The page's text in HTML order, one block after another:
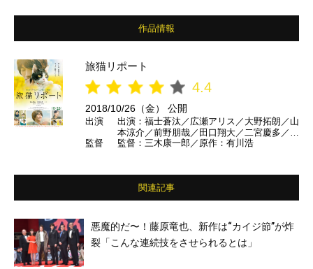
作品情報
旅猫リポート
4.4
2018/10/26（金） 公開
出演
出演：福士蒼汰／広瀬アリス／大野拓朗／山
本涼介／前野朋哉／田口翔大／二宮慶多／中
村靖日／戸田菜穂／橋本じゅん／木村多江／
ほか
監督 監督：三木康一郎／原作：有川浩
関連記事
悪魔的だ〜！藤原竜也、新作は“カイジ節”が炸
裂「こんな連続技をさせられるとは」